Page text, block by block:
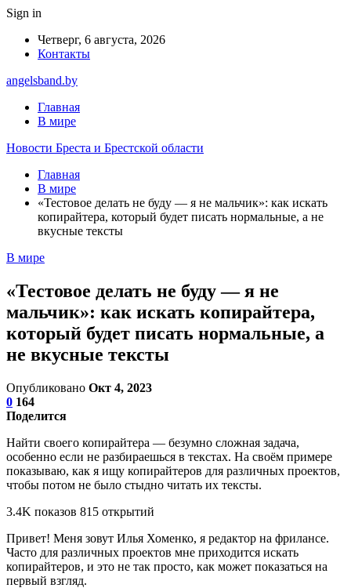
Sign in
Четверг, 6 августа, 2026
Контакты
angelsband.by
Главная
В мире
Новости Бреста и Брестской области
Главная
В мире
«Тестовое делать не буду — я не мальчик»: как искать
копирайтера, который будет писать нормальные, а не
вкусные тексты
В мире
«Тестовое делать не буду — я не
мальчик»: как искать копирайтера,
который будет писать нормальные, а
не вкусные тексты
Опубликовано Окт 4, 2023
0 164
Поделится
Найти своего копирайтера — безумно сложная задача,
особенно если не разбираешься в текстах. На своём примере
показываю, как я ищу копирайтеров для различных проектов,
чтобы потом не было стыдно читать их тексты.
3.4K показов 815 открытий
Привет! Меня зовут Илья Хоменко, я редактор на фрилансе.
Часто для различных проектов мне приходится искать
копирайтеров, и это не так просто, как может показаться на
первый взгляд.